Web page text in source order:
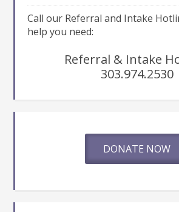
Call our Referral and Intake
help you need:
Referral & Intake
303.974.2530
DONATE NOW